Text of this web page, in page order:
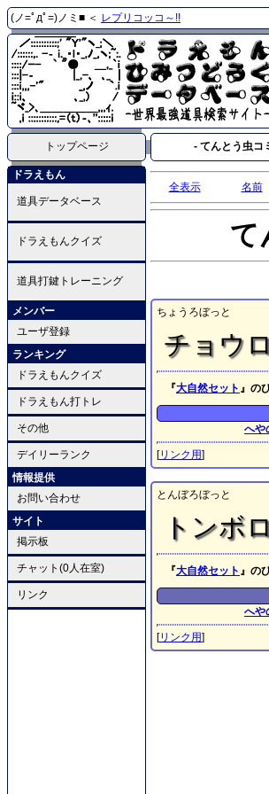
(ノ=ﾟдﾟ=)ノミ■ ＜ レプリコッコ～!!
トップページ - てんとう虫コ
ドラえもん
道具データベース
ドラえもんクイズ
道具打鍵トレーニング
メンバー
ユーザ登録
ランキング
ドラえもんクイズ
ドラえもん打トレ
その他
デイリーランク
情報提供
お問い合わせ
サイト
掲示板
チャット(0人在室)
リンク
全表示 名前
て
ちょうろぼっと
チョウ
『大自然セット 』の
へや
[リンク用]
とんぼろぼっと
トンボ
『大自然セット 』の
へや
[リンク用]